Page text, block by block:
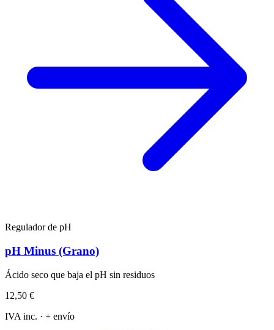
Regulador de pH
pH Minus (Grano)
Ácido seco que baja el pH sin residuos
12,50 €
IVA inc. · + envío